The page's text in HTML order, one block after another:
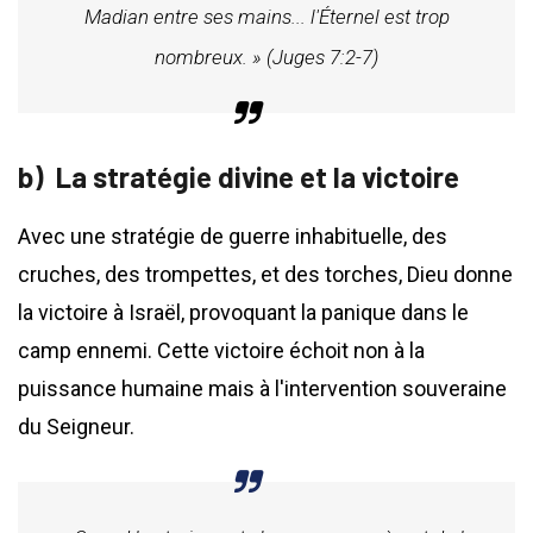
Madian entre ses mains... l'Éternel est trop
nombreux. » (Juges 7:2-7)
La stratégie divine et la victoire
Avec une stratégie de guerre inhabituelle, des
cruches, des trompettes, et des torches, Dieu donne
la victoire à Israël, provoquant la panique dans le
camp ennemi. Cette victoire échoit non à la
puissance humaine mais à l'intervention souveraine
du Seigneur.